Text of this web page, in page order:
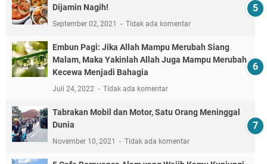
Dijamin Nagih!
September 02, 2021 Tidak ada komentar
Embun Pagi: Jika Allah Mampu Merubah Siang
Malam, Maka Yakinlah Allah Juga Mampu Merubah
Kecewa Menjadi Bahagia
Juli 24, 2022 Tidak ada komentar
Tabrakan Mobil dan Motor, Satu Orang Meninggal
Dunia
November 10, 2021 Tidak ada komentar